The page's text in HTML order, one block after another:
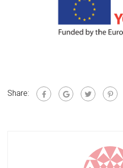
Share: